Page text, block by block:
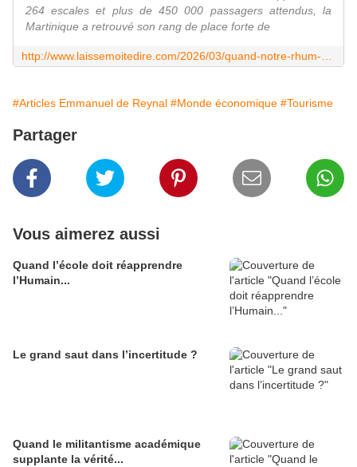
264 escales et plus de 450 000 passagers attendus, la
Martinique a retrouvé son rang de place forte de
#Articles Emmanuel de Reynal #Monde économique #Tourisme
Partager
Vous aimerez aussi
Quand l’école doit réapprendre
l’Humain...
Le grand saut dans l’incertitude ?
Quand le militantisme académique
supplante la vérité...